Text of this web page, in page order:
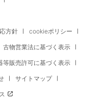
方針 cookieポリシー
古物営業法に基づく表示
等販売許可に基づく表示
サイトマップ